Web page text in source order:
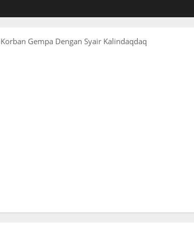
Gempa Dengan Syair Kalindaqdaq